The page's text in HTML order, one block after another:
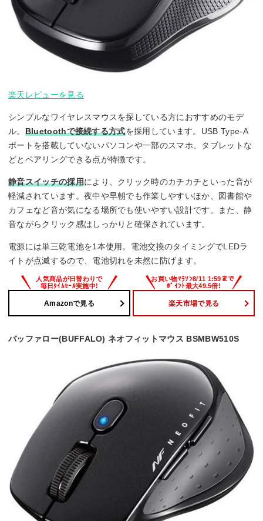
楽天レビューを見る
シンプルなワイヤレスマウスを探している方におすすめのモデ
ル。 Bluetoothで接続する方式を採用しています。USB Type-A
ポートを搭載していないパソコンや一部のスマホ、タブレットな
どとペアリングできる点が特徴です。
静音スイッチの採用により、クリック時のカチカチといった音が
軽減されています。夜中や早朝でも作業しやすいほか、図書館や
カフェなど音が気になる場所でも使いやすい設計です。また、静
音ながらクリック感はしっかりと確保されています。
電源には単三乾電池を1本使用。電池交換のタイミングでLEDラ
イトが点滅するので、電池切れを未然に防げます。
Amazonで見る 楽天市場で見る
バッファロー(BUFFALO) ネオフィットマウス BSMBW510S